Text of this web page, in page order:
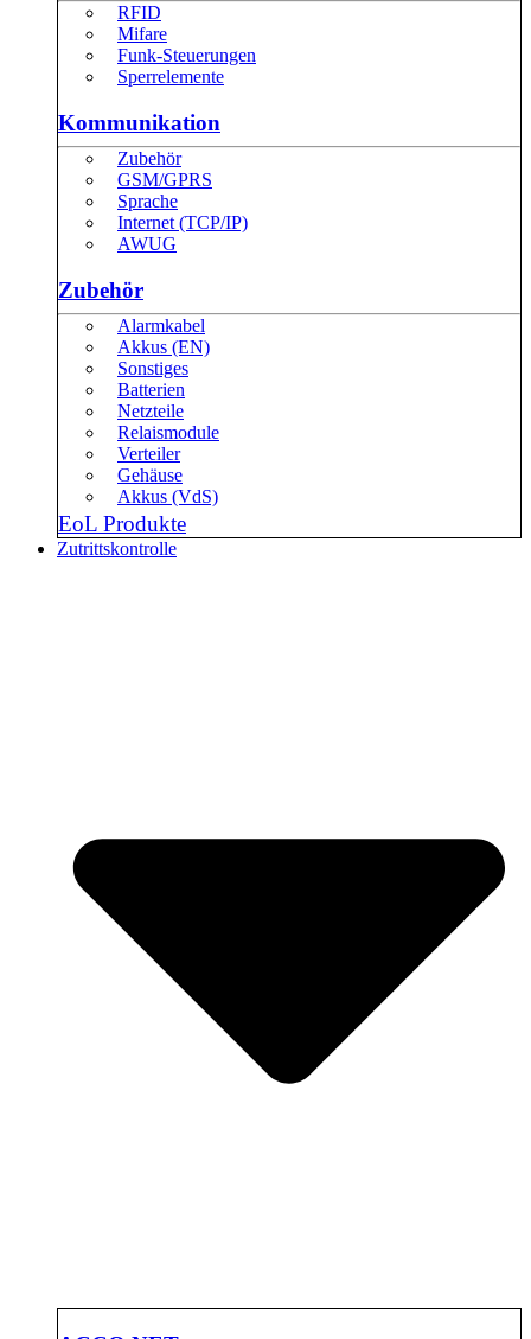
RFID
Mifare
Funk-Steuerungen
Sperrelemente
Kommunikation
Zubehör
GSM/GPRS
Sprache
Internet (TCP/IP)
AWUG
Zubehör
Alarmkabel
Akkus (EN)
Sonstiges
Batterien
Netzteile
Relaismodule
Verteiler
Gehäuse
Akkus (VdS)
EoL Produkte
Zutrittskontrolle